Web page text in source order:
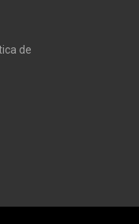
de